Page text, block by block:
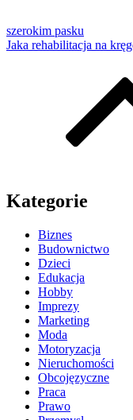
szerokim pasku
Jaka rehabilitacja na
Kategorie
Biznes
Budownictwo
Dzieci
Edukacja
Hobby
Imprezy
Marketing
Moda
Motoryzacja
Nieruchomości
Obcojęzyczne
Praca
Prawo